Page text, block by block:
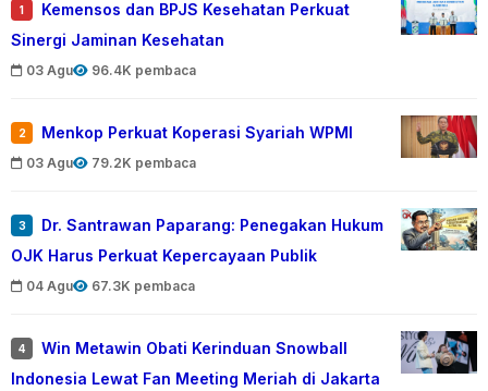
1
Kemensos dan BPJS Kesehatan Perkuat
Sinergi Jaminan Kesehatan
03 Agu 96.4K pembaca
2 Menkop Perkuat Koperasi Syariah WPMI
03 Agu 79.2K pembaca
3
Dr. Santrawan Paparang: Penegakan Hukum
OJK Harus Perkuat Kepercayaan Publik
04 Agu 67.3K pembaca
4
Win Metawin Obati Kerinduan Snowball
Indonesia Lewat Fan Meeting Meriah di Jakarta